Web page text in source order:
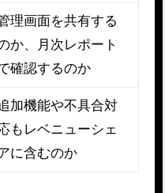
理画面を共有する
か、月次レポート
確認するのか
加機能や不具合対
もレベニューシェ
に含むのか